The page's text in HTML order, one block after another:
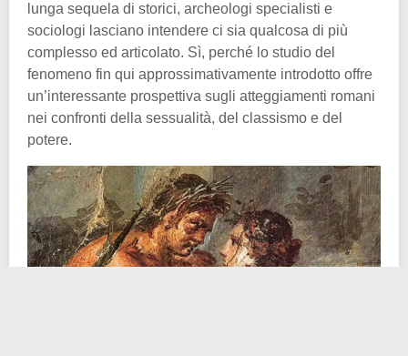
lunga sequela di storici, archeologi specialisti e
sociologi lasciano intendere ci sia qualcosa di più
complesso ed articolato. Sì, perché lo studio del
fenomeno fin qui approssimativamente introdotto offre
un’interessante prospettiva sugli atteggiamenti romani
nei confronti della sessualità, del classismo e del
potere.